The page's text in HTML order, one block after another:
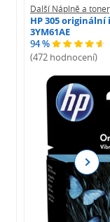
Další Náplně a
HP 305
3YM61AE
94 %
(472 hodnocení)
Next